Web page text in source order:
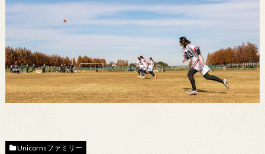
Unicornsファミリー